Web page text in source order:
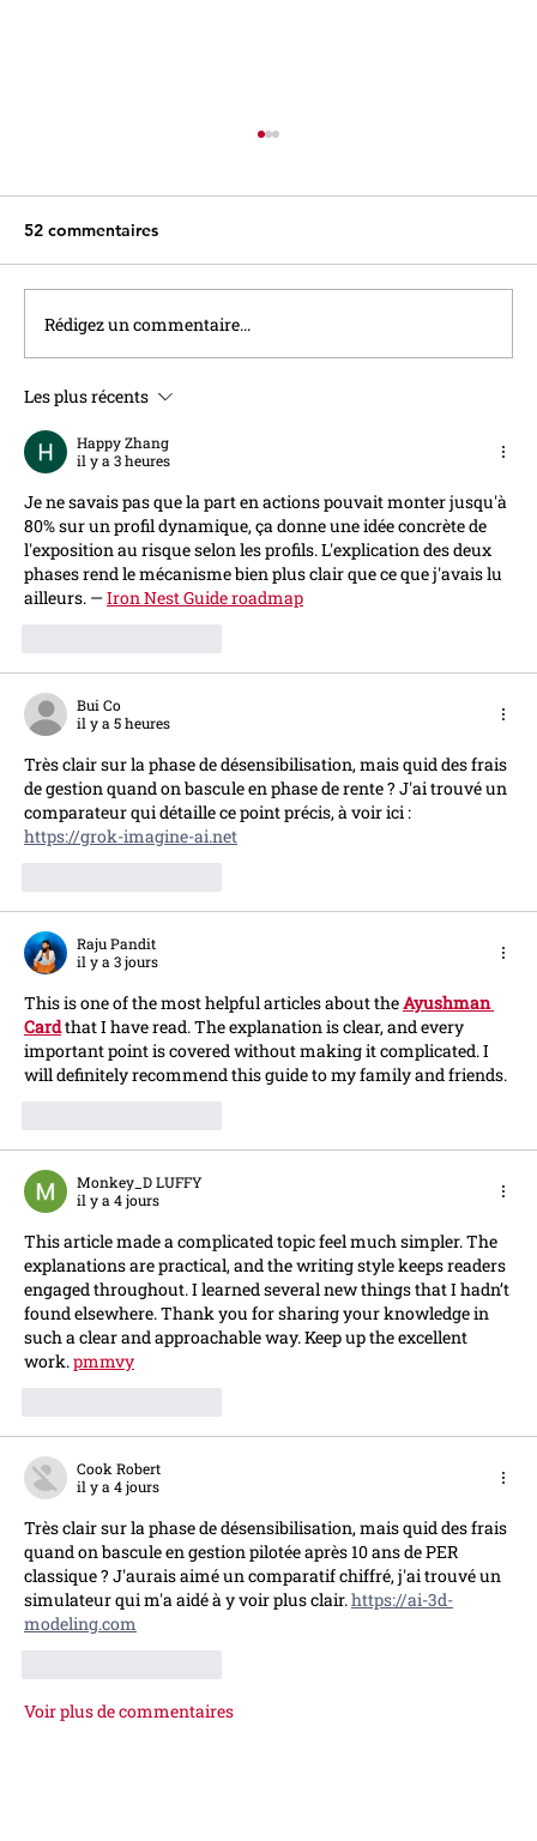
Plus d’encadrement pour plus d’IA !
52 commentaires
Rédigez un commentaire...
Les plus récents
Happy Zhang
il y a 3 heures
Je ne savais pas que la part en actions pouvait monter jusqu'à
80% sur un profil dynamique, ça donne une idée concrète de
l'exposition au risque selon les profils. L'explication des deux
phases rend le mécanisme bien plus clair que ce que j'avais lu
ailleurs. — Iron Nest Guide roadmap
Bui Co
il y a 5 heures
Très clair sur la phase de désensibilisation, mais quid des frais
de gestion quand on bascule en phase de rente ? J'ai trouvé un
comparateur qui détaille ce point précis, à voir ici :
https://grok-imagine-ai.net
Raju Pandit
il y a 3 jours
This is one of the most helpful articles about the Ayushman
Card that I have read. The explanation is clear, and every
important point is covered without making it complicated. I
will definitely recommend this guide to my family and friends.
Monkey_D LUFFY
il y a 4 jours
This article made a complicated topic feel much simpler. The
explanations are practical, and the writing style keeps readers
engaged throughout. I learned several new things that I hadn’t
found elsewhere. Thank you for sharing your knowledge in
such a clear and approachable way. Keep up the excellent
work. pmmvy
Cook Robert
il y a 4 jours
Très clair sur la phase de désensibilisation, mais quid des frais
quand on bascule en gestion pilotée après 10 ans de PER
classique ? J'aurais aimé un comparatif chiffré, j'ai trouvé un
simulateur qui m'a aidé à y voir plus clair. https://ai-3d-
modeling.com
Voir plus de commentaires